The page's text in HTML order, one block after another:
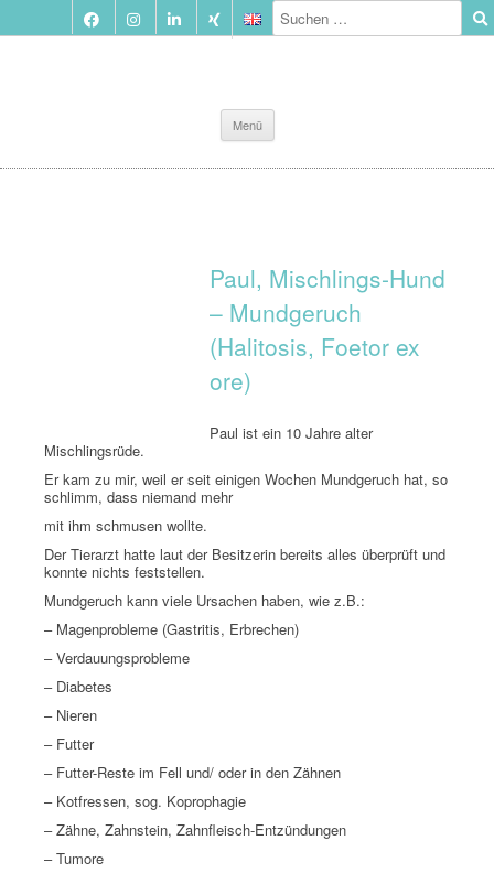
Menü
Inhalt
springen
Paul, Mischlings-Hund
– Mundgeruch
(Halitosis, Foetor ex
ore)
Paul ist ein 10 Jahre alter
Mischlingsrüde.
Er kam zu mir, weil er seit einigen Wochen Mundgeruch hat, so
schlimm, dass niemand mehr
mit ihm schmusen wollte.
Der Tierarzt hatte laut der Besitzerin bereits alles überprüft und
konnte nichts feststellen.
Mundgeruch kann viele Ursachen haben, wie z.B.:
– Magenprobleme (Gastritis, Erbrechen)
– Verdauungsprobleme
– Diabetes
– Nieren
– Futter
– Futter-Reste im Fell und/ oder in den Zähnen
– Kotfressen, sog. Koprophagie
– Zähne, Zahnstein, Zahnfleisch-Entzündungen
– Tumore